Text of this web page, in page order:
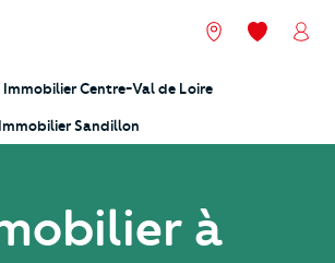
Nos agences
Mes
Immobilier Centre-Val de Loire
Immobilier Sandillon
à